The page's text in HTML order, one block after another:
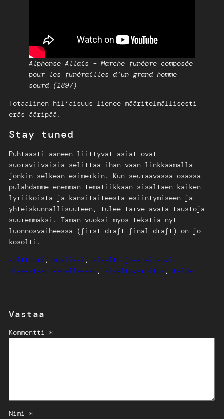
Alphonse Allais – Marche funèbre composée
pour les funérailles d’un grand homme
sourd (1897)
Totaalinen hiljaisuus lienee määritelmällisesti
eräs ääripää.
Stay tuned
Puhtaasti ääneen liittyvät asiat ovat
suoraviivaisia selittää ihan vaan linkkaamalla
jonkin selkeän esimerkin. Kun seuraavassa osassa
pulahdamme enemmän tematiikkaan sisältäen kaiken
lyriikoista ja kansitaiteesta esiintymiseen ja
yhteiskunnallisuuteen, tulee tarve avata taustoja
suuremmaksi. Tämän vuoksi myös tekstiä nyt
luonnosvaiheessa (first draft final draft) on jo
kosolti.
kulttuuri , musiikki , sisältö joka ei sovi
oikeastaan kenellekään, sisältövaroitus , taide
Vastaa
Kommentti *
Nimi *